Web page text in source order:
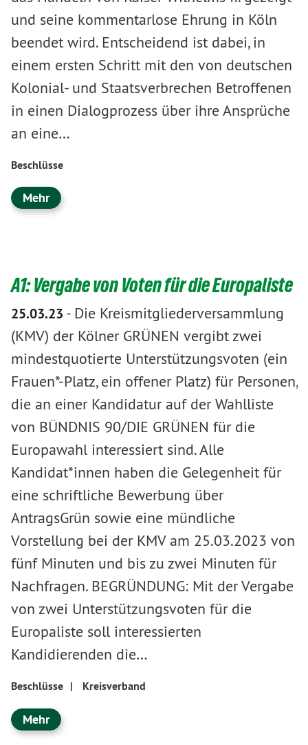
und seine kommentarlose Ehrung in Köln
beendet wird. Entscheidend ist dabei, in
einem ersten Schritt mit den von deutschen
Kolonial- und Staatsverbrechen Betroffenen
in einen Dialogprozess über ihre Ansprüche
an eine…
Beschlüsse
Mehr
A1: Vergabe von Voten für die Europaliste
25.03.23 - Die Kreismitgliederversammlung
(KMV) der Kölner GRÜNEN vergibt zwei
mindestquotierte Unterstützungsvoten (ein
Frauen*-Platz, ein offener Platz) für Personen,
die an einer Kandidatur auf der Wahlliste
von BÜNDNIS 90/DIE GRÜNEN für die
Europawahl interessiert sind. Alle
Kandidat*innen haben die Gelegenheit für
eine schriftliche Bewerbung über
AntragsGrün sowie eine mündliche
Vorstellung bei der KMV am 25.03.2023 von
fünf Minuten und bis zu zwei Minuten für
Nachfragen. BEGRÜNDUNG: Mit der Vergabe
von zwei Unterstützungsvoten für die
Europaliste soll interessierten
Kandidierenden die…
Beschlüsse | Kreisverband
Mehr